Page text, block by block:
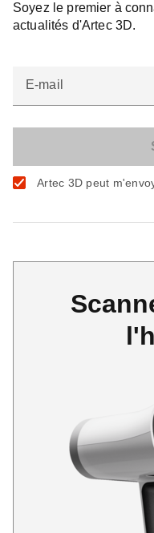
Soyez le premier à
actualités d'Artec 3D.
E-mail
Artec 3D peut